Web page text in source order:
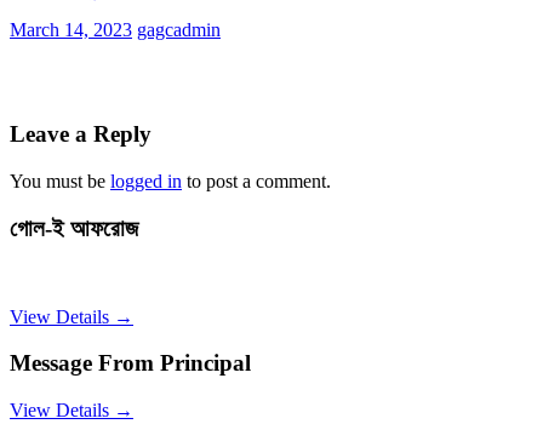
March 14, 2023 gagcadmin
Leave a Reply
You must be logged in to post a comment.
গোল-ই আফরোজ
View Details →
Message From Principal
View Details →